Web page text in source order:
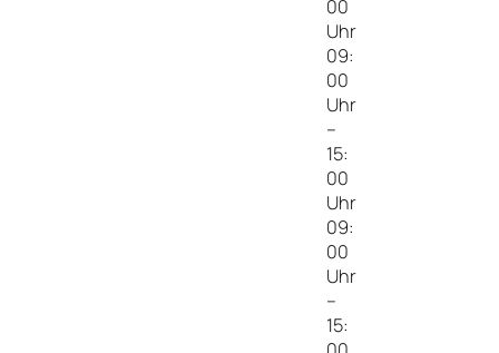
00
Uhr
09:
00
Uhr
–
15:
00
Uhr
09:
00
Uhr
–
15: